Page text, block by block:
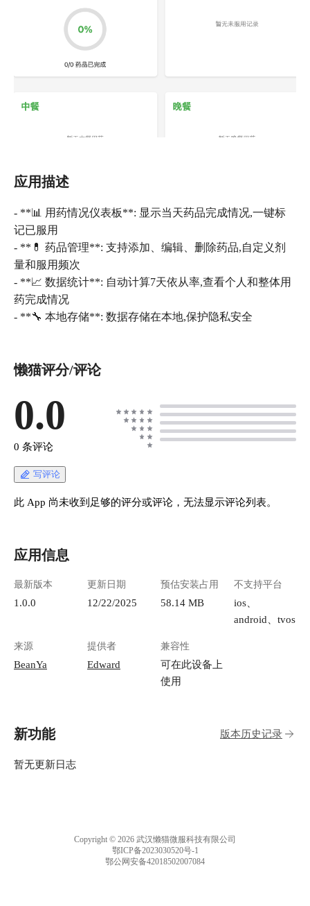
应用描述
- **📊 用药情况仪表板**: 显示当天药品完成情况,一键标
记已服用
- **💊 药品管理**: 支持添加、编辑、删除药品,自定义剂
量和服用频次
- **📈 数据统计**: 自动计算7天依从率,查看个人和整体用
药完成情况
- **🔧 本地存储**: 数据存储在本地,保护隐私安全
懒猫评分/评论
0.0
0 条评论
写评论
此 App 尚未收到足够的评分或评论，无法显示评论列表。
应用信息
最新版本
1.0.0
更新日期
12/22/2025
预估安装占用
58.14 MB
不支持平台
ios、
android、tvos
来源
BeanYa
提供者
Edward
兼容性
可在此设备上
使用
新功能 版本历史记录
暂无更新日志
Copyright © 2026 武汉懒猫微服科技有限公司
鄂ICP备2023030520号-1
鄂公网安备42018502007084